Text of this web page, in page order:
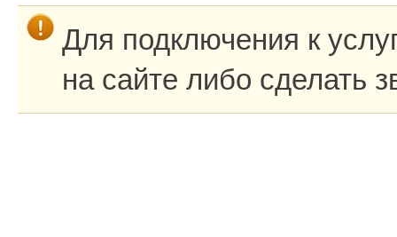
Для подключения к
на сайте либо сделать